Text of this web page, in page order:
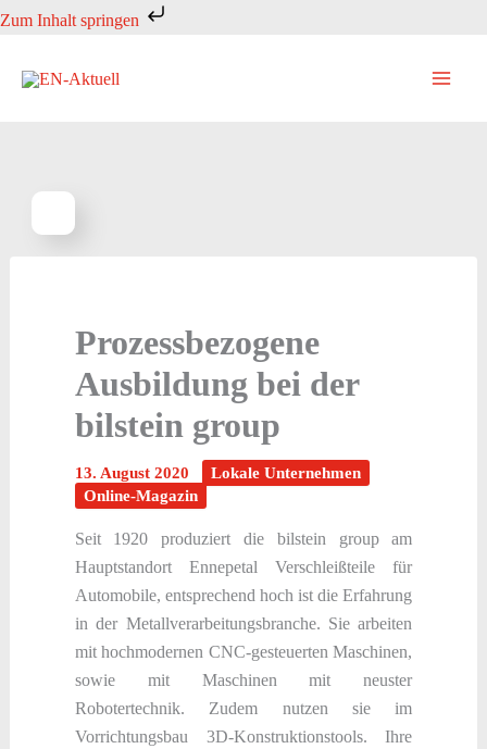
Zum Inhalt springen
Zum
springen
Prozessbezogene
Ausbildung bei der
bilstein group
13. August 2020
Lokale Unternehmen
Online-Magazin
Seit 1920 produziert die bilstein group am
Hauptstandort Ennepetal Verschleißteile für
Automobile, entsprechend hoch ist die Erfahrung
in der Metallverarbeitungsbranche. Sie arbeiten
mit hochmodernen CNC-gesteuerten Maschinen,
sowie mit Maschinen mit neuster
Robotertechnik. Zudem nutzen sie im
Vorrichtungsbau 3D-Konstruktionstools. Ihre